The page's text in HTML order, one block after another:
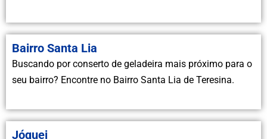
Bairro Santa Lia
Buscando por conserto de geladeira mais próximo para o
seu bairro? Encontre no Bairro Santa Lia de Teresina.
Jóquei